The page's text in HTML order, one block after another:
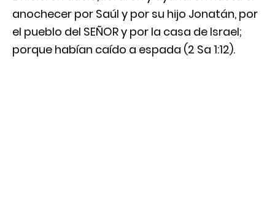
anochecer por Saúl y por su hijo Jonatán, por
el pueblo del SEÑOR y por la casa de Israel;
porque habían caído a espada (2 Sa 1:12).